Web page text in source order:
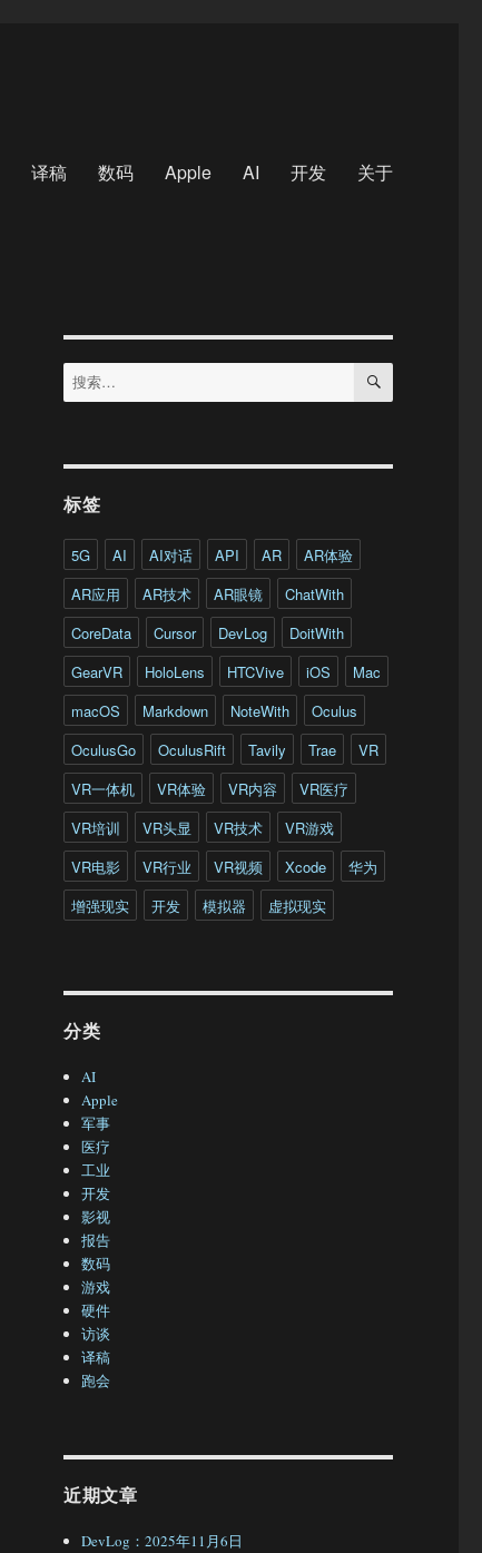
译稿 数码 Apple AI 开发 关于
搜
索：
搜
标签
5G AI AI对话 API AR
AR体验
AR应用
AR技术 AR眼镜
ChatWith
CoreData
Cursor DevLog
DoitWith
GearVR
HoloLens HTCVive iOS
Mac
macOS
Markdown NoteWith
Oculus
OculusGo
OculusRift Tavily Trae
VR
VR一体机
VR体验 VR内容
VR医疗
VR培训
VR头显 VR技术
VR游戏
VR电影
VR行业 VR视频 Xcode
华为
增强现实
开发 模拟器 虚拟现实
分类
AI
Apple
军事
医疗
工业
开发
影视
报告
数码
游戏
硬件
访谈
译稿
跑会
近期文章
DevLog：2025年11月6日